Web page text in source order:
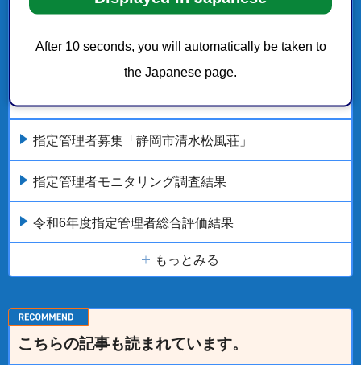
After 10 seconds, you will automatically be taken to
the Japanese page.
令和8年度指定管理者総合評価結果
指定管理者募集「静岡市静岡老人ホーム及び静岡市
指定管理者募集「静岡市清水松風荘」
指定管理者モニタリング調査結果
令和6年度指定管理者総合評価結果
もっとみる
こちらの記事も読まれています。